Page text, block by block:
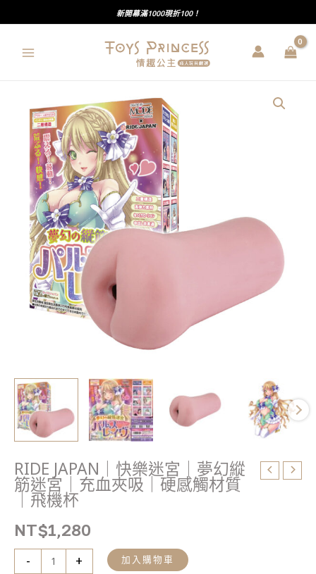
至
新開幕滿1000現折100！
RIDE JAPAN｜快樂迷宮｜夢幻縱
筋迷宮｜充血夾吸｜硬感觸材質
｜飛機杯
NT$1,280
-
JAPAN
夾
吸
｜
硬
觸
材
質
｜
飛
+ 加入購物車